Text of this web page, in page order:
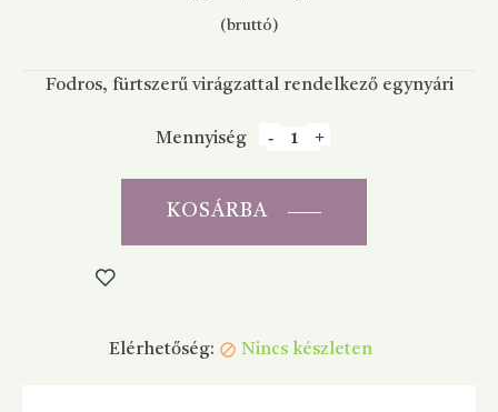
(bruttó)
Fodros, fürtszerű virágzattal rendelkező egynyári
Mennyiség
KOSÁRBA
Elérhetőség:  Nincs készleten